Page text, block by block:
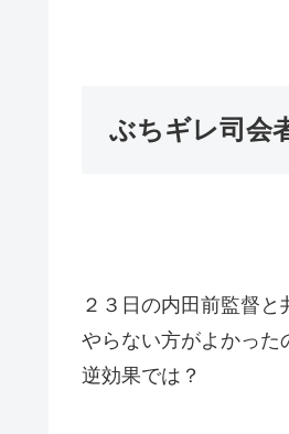
ぶちギレ司会
２３日の内田前監督と
やらない方がよかった
逆効果では？